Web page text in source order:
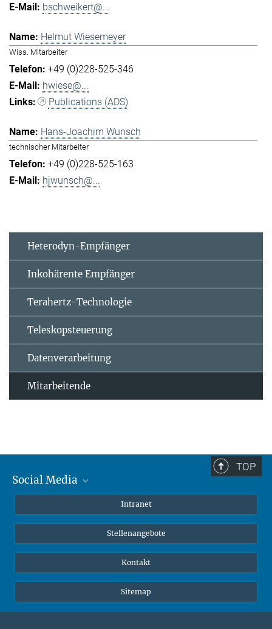
bschweikert@...
Helmut Wiesemeyer
Wiss. Mitarbeiter
+49 (0)228-525-346
hwiese@...
Publications (ADS)
Hans-Joachim Wunsch
technischer Mitarbeiter
+49 (0)228-525-163
hjwunsch@...
Heterodyn-Empfänger
Inkohärente Empfänger
Terahertz-Technologie
Teleskopsteuerung
Datenverarbeitung
Mitarbeitende
TOP
Social Media
Instagram
LinkedIn
Intranet
Stellenangebote
Kontakt
Sitemap